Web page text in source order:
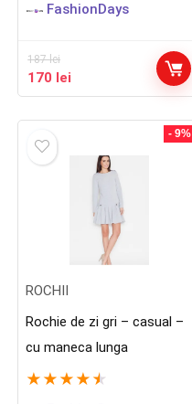
FashionDays
187lei
Prețul
inițial
187 lei.
170 lei
curent
- 9%
ROCHII
Rochie de zi gri – casual –
cu maneca lunga
★ ★ ★ ★ ★